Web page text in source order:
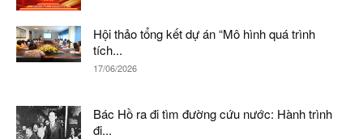
Hội thảo tổng kết dự án “Mô hình quá trình
tích...
17/06/2026
Bác Hồ ra đi tìm đường cứu nước: Hành trình
đi...